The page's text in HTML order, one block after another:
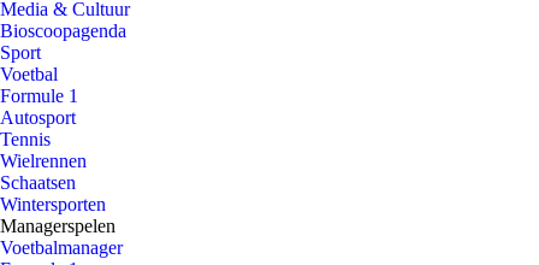
Media & Cultuur
Bioscoopagenda
Sport
Voetbal
Formule 1
Autosport
Tennis
Wielrennen
Schaatsen
Wintersporten
Managerspelen
Voetbalmanager